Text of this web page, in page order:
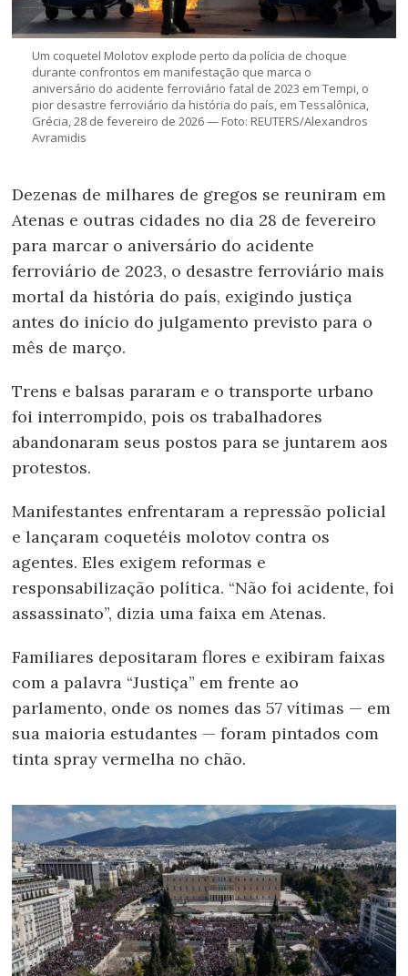
Um coquetel Molotov explode perto da polícia de choque
durante confrontos em manifestação que marca o
aniversário do acidente ferroviário fatal de 2023 em Tempi, o
pior desastre ferroviário da história do país, em Tessalônica,
Grécia, 28 de fevereiro de 2026 — Foto: REUTERS/Alexandros
Avramidis
Dezenas de milhares de gregos se reuniram em
Atenas e outras cidades no dia 28 de fevereiro
para marcar o aniversário do acidente
ferroviário de 2023, o desastre ferroviário mais
mortal da história do país, exigindo justiça
antes do início do julgamento previsto para o
mês de março.
Trens e balsas pararam e o transporte urbano
foi interrompido, pois os trabalhadores
abandonaram seus postos para se juntarem aos
protestos.
Manifestantes enfrentaram a repressão policial
e lançaram coquetéis molotov contra os
agentes. Eles exigem reformas e
responsabilização política. “Não foi acidente, foi
assassinato”, dizia uma faixa em Atenas.
Familiares depositaram flores e exibiram faixas
com a palavra “Justiça” em frente ao
parlamento, onde os nomes das 57 vítimas — em
sua maioria estudantes — foram pintados com
tinta spray vermelha no chão.